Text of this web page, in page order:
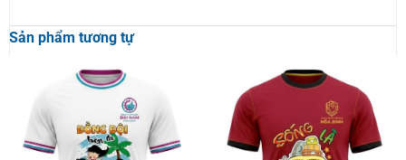
Sản phẩm tương tự